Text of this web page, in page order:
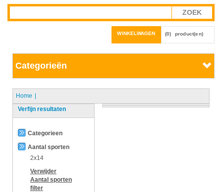
WINKELWAGEN (0) product(en)
Categorieën
Home
Verfijn resultaten
Categorieen
Aantal sporten
2x14
Verwijder
Aantal sporten
filter